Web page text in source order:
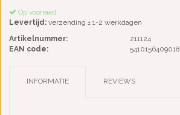
Op voorraad
Levertijd: verzending ± 1-2 werkdagen
Artikelnummer:
211124
EAN code:
5410156409018
INFORMATIE REVIEWS